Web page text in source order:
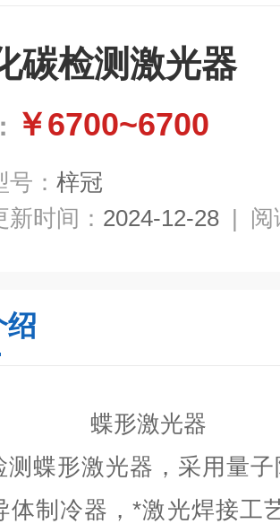
碳检测激光器
￥6700~6700
号： 梓冠
新时间： 2024-12-28 | 阅
绍
激光器
测蝶形激光器，采用量
体制冷器，*激光焊接工